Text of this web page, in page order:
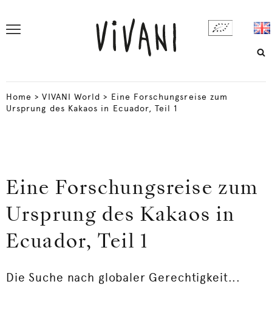
Home >VIVANI World > Eine Forschungsreise zum
Ursprung des Kakaos in Ecuador, Teil 1
Eine Forschungsreise zum
Ursprung des Kakaos in
Ecuador, Teil 1
Die Suche nach globaler Gerechtigkeit...